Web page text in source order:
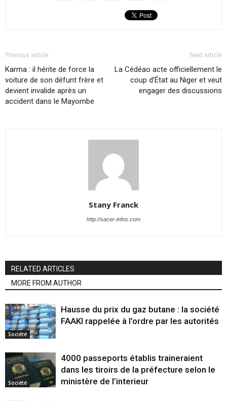
Previous article
Karma : il hérite de force la
voiture de son défunt frère et
devient invalide après un
accident dans le Mayombe
Next article
La Cédéao acte officiellement le
coup d’État au Niger et veut
engager des discussions
Stany Franck
http://sacer-infos.com
RELATED ARTICLES
MORE FROM AUTHOR
Société
Hausse du prix du gaz butane : la société
FAAKI rappelée à l’ordre par les autorités
Société
4000 passeports établis traineraient
dans les tiroirs de la préfecture selon le
ministère de l’interieur